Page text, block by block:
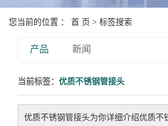
您当前的位置 ： 首 页 > 标签搜索
产品 新闻
当前标签： 优质不锈钢管接头
优质不锈钢管接头为你详细介绍优质不